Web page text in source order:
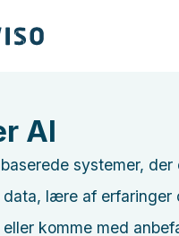
AI
systemer,
data, lære af
komme med